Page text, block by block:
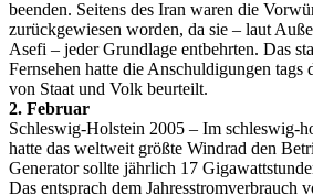
beenden. Seitens des Iran waren die
zurückgewiesen worden, da sie – laut
Asefi – jeder Grundlage entbehrten. Das
Fernsehen hatte die Anschuldigungen tags
von Staat und Volk beurteilt.
2. Februar
Schleswig-Holstein 2005 – Im schleswig-
hatte das weltweit größte Windrad den
Generator sollte jährlich 17
Das entsprach dem Jahresstromverbrauch